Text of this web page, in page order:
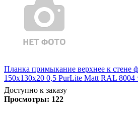
Планка примыкание верхнее к стене
150х130х20 0,5 PurLite Matt RAL 8004
Доступно к заказу
Просмотры: 122